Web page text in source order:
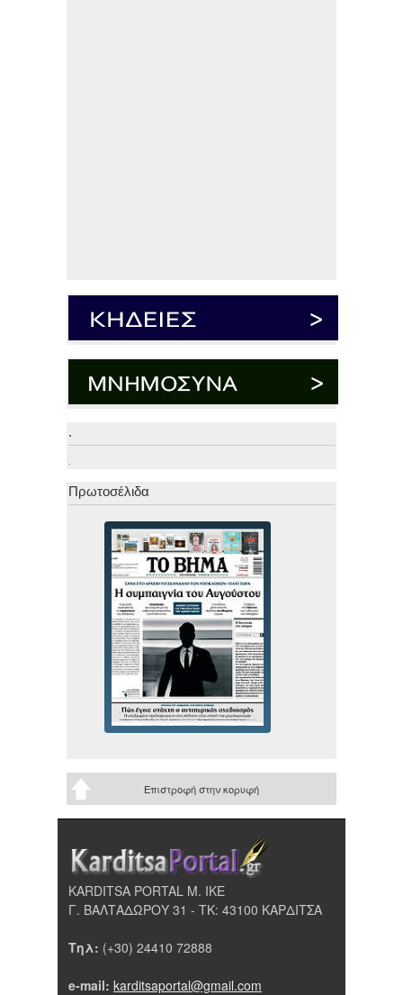
.
Πρωτοσέλιδα
Επιστροφή στην κορυφή
KARDITSA PORTAL Μ. ΙΚΕ
Γ. ΒΑΛΤΑΔΩΡΟΥ 31 - ΤΚ: 43100 ΚΑΡΔΙΤΣΑ
Τηλ: (+30) 24410 72888
e-mail: karditsaportal@gmail.com